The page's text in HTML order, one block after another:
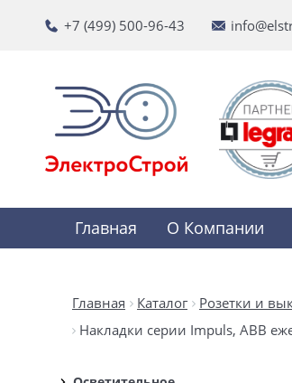
+7 (499) 500-96-43
Главная О Компании
Главная Каталог Розетки и
Накладки серии Impuls, ABB